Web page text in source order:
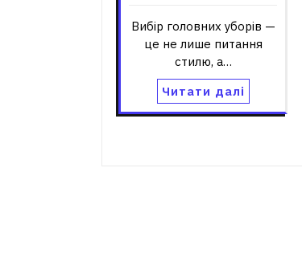
Вибір головних уборів —
це не лише питання
стилю, а…
Читати далі